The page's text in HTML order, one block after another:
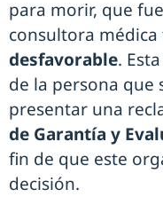
para morir, que fue
consultora
desfavorable.
de la persona que
presentar una
de Garantía y
fin de que este
decisión.